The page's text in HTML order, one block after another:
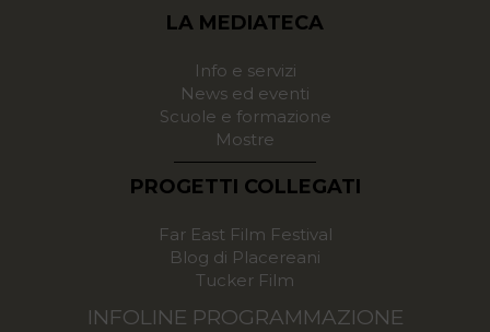
LA MEDIATECA
Info e servizi
News ed eventi
Scuole e formazione
Mostre
PROGETTI COLLEGATI
Far East Film Festival
Blog di Placereani
Tucker Film
INFOLINE PROGRAMMAZIONE